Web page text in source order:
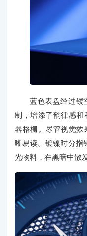
蓝色表盘经过镂
制，增添了韵律感和
器格栅。尽管视觉效
晰易读。镀镍时分指
光物料，在黑暗中散